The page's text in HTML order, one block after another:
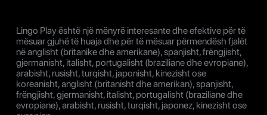
Lingo Play është një mënyrë interesante dhe efektive për të
mësuar gjuhë të huaja dhe për të mësuar përmendësh fjalët
në anglisht (britanike dhe amerikane), spanjisht, frëngjisht,
gjermanisht, italisht, portugalisht (braziliane dhe evropiane),
arabisht, rusisht, turqisht, japonisht, kinezisht ose
koreanisht, anglisht (britanisht dhe amerikan), spanjisht,
frëngjisht, gjermanisht, italisht, portugalisht (braziliane dhe
evropiane), arabisht, rusisht, turqisht, japonez, kinezisht ose